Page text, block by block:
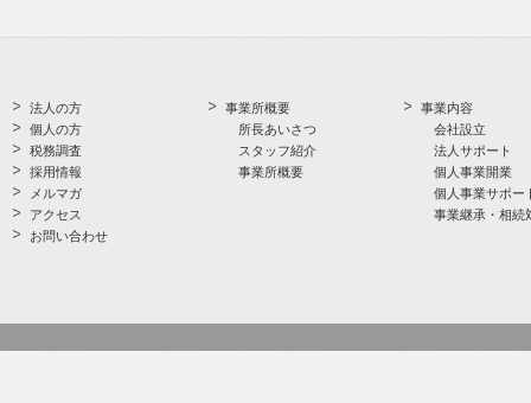
法人の方
個人の方
税務調査
採用情報
メルマガ
アクセス
お問い合わせ
事業所概要
所長あいさつ
スタッフ紹介
事業所概要
事業内容
会社設立
法人サポート
個人事業開業
個人事業サポー
事業継承・相続